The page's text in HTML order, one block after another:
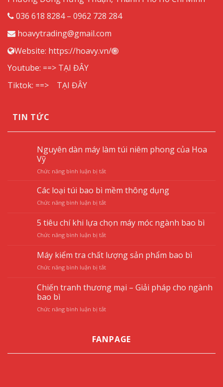
036 618 8284 – 0962 728 284
hoavytrading@gmail.com
Website: https://hoavy.vn/
Youtube: ==> TẠI ĐÂY
Tiktok: ==> TẠI ĐÂY
TIN TỨC
Nguyên dàn máy làm túi niêm phong của Hoa
Vỹ
Chức năng bình luận bị tắtở
dàn
làm
niêm
của
Vỹ
Các loại túi bao bì mềm thông dụng
Chức năng bình luận bị tắtở
túi
bao
mềm
thông
dụng
5 tiêu chí khi lựa chọn máy móc ngành bao bì
Chức năng bình luận bị tắtở
tiêu
chí
khi
chọn
máy
ngành
Máy kiểm tra chất lượng sản phẩm bao bì
Chức năng bình luận bị tắtở
tra
lượng
bì
Chiến tranh thương mại – Giải pháp cho ngành
bao bì
Chức năng bình luận bị tắtở
mại
FANPAGE